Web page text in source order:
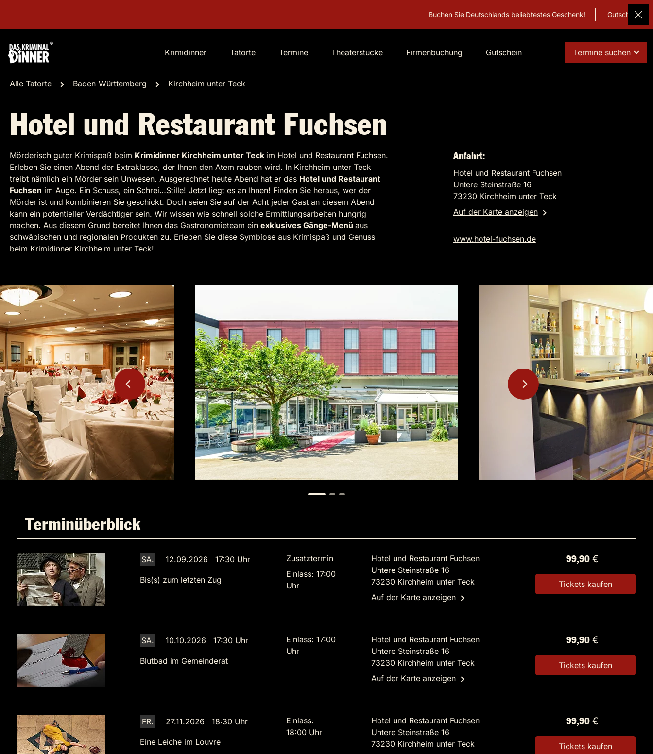
Buchen Sie Deutschlands beliebtestes Geschenk! Gutschein
Krimidinner Tatorte Termine Theaterstücke Firmenbuchung Gutschein Termine suchen
Alle Tatorte Baden-Württemberg Kirchheim unter Teck
Hotel und Restaurant Fuchsen
Mörderisch guter Krimispaß beim Krimidinner Kirchheim unter Teck im Hotel und Restaurant Fuchsen.
Erleben Sie einen Abend der Extraklasse, der Ihnen den Atem rauben wird. In Kirchheim unter Teck
treibt nämlich ein Mörder sein Unwesen. Ausgerechnet heute Abend hat er das Hotel und Restaurant
Fuchsen im Auge. Ein Schuss, ein Schrei…Stille! Jetzt liegt es an Ihnen! Finden Sie heraus, wer der
Mörder ist und kombinieren Sie geschickt. Doch seien Sie auf der Acht jeder Gast an diesem Abend
kann ein potentieller Verdächtiger sein. Wir wissen wie schnell solche Ermittlungsarbeiten hungrig
machen. Aus diesem Grund bereitet Ihnen das Gastronomieteam ein exklusives Gänge-Menü aus
schwäbischen und regionalen Produkten zu. Erleben Sie diese Symbiose aus Krimispaß und Genuss
beim Krimidinner Kirchheim unter Teck!
Anfahrt:
Hotel und Restaurant Fuchsen
Untere Steinstraße 16
73230 Kirchheim unter Teck
Auf der Karte anzeigen
www.hotel-fuchsen.de
Terminüberblick
SA. 12.09.2026 17:30 Uhr
Bis(s) zum letzten Zug
Zusatztermin
Einlass: 17:00
Uhr
Hotel und Restaurant Fuchsen
Untere Steinstraße 16
73230 Kirchheim unter Teck
Auf der Karte anzeigen
99,90 €
Tickets kaufen
SA. 10.10.2026 17:30 Uhr
Blutbad im Gemeinderat
Einlass: 17:00
Uhr
Hotel und Restaurant Fuchsen
Untere Steinstraße 16
73230 Kirchheim unter Teck
Auf der Karte anzeigen
99,90 €
Tickets kaufen
FR. 27.11.2026 18:30 Uhr
Eine Leiche im Louvre
Einlass:
18:00 Uhr
Hotel und Restaurant Fuchsen
Untere Steinstraße 16
73230 Kirchheim unter Teck
99,90 €
Tickets kaufen